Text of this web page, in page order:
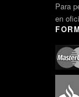
Para
en